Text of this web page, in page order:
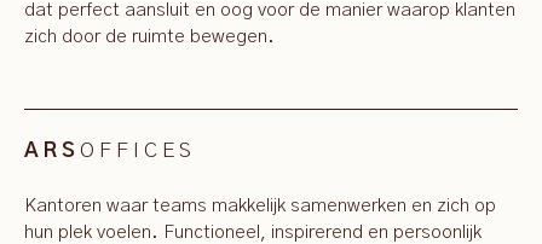
dat perfect aansluit en oog voor de manier waarop klanten
zich door de ruimte bewegen.
ARS OFFICES
Kantoren waar teams makkelijk samenwerken en zich op
hun plek voelen. Functioneel, inspirerend en persoonlijk